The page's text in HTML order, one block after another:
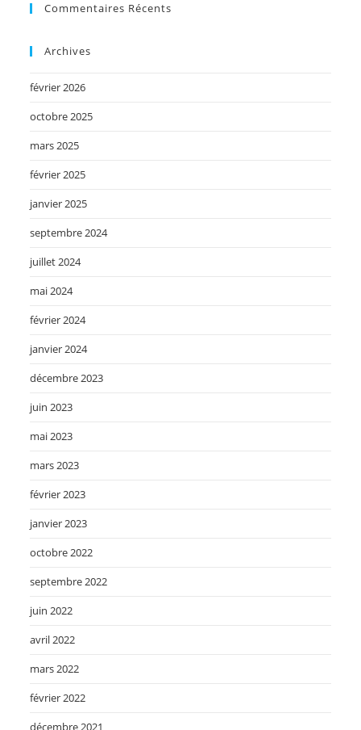
Commentaires Récents
Archives
février 2026
octobre 2025
mars 2025
février 2025
janvier 2025
septembre 2024
juillet 2024
mai 2024
février 2024
janvier 2024
décembre 2023
juin 2023
mai 2023
mars 2023
février 2023
janvier 2023
octobre 2022
septembre 2022
juin 2022
avril 2022
mars 2022
février 2022
décembre 2021